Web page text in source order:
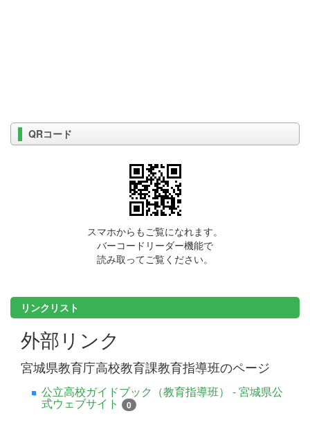
QRコード
スマホからもご覧になれます。
バーコードリーダー機能で
読み取ってご覧ください。
リンクリスト
外部リンク
宮城県教育庁高校教育課教育指導班のページ
公立高校ガイドブック（教育指導班） - 宮城県公
式ウェブサイト 0